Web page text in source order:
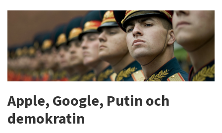
Apple, Google, Putin och
demokratin